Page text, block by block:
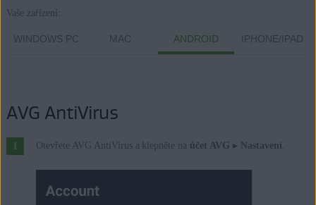
Vaše zařízení:
WINDOWS PC MAC ANDROID IPHONE/IPAD
AVG AntiVirus
Otevřete AVG AntiVirus a klepněte na účet AVG ▸ Nastavení.